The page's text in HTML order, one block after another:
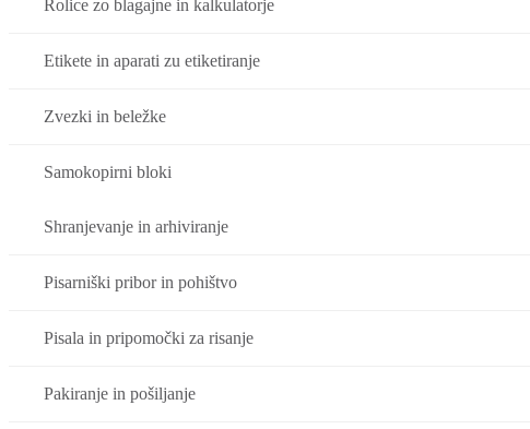
Rolice zo blagajne in kalkulatorje
Etikete in aparati zu etiketiranje
Zvezki in beležke
Samokopirni bloki
Shranjevanje in arhiviranje
Pisarniški pribor in pohištvo
Pisala in pripomočki za risanje
Pakiranje in pošiljanje